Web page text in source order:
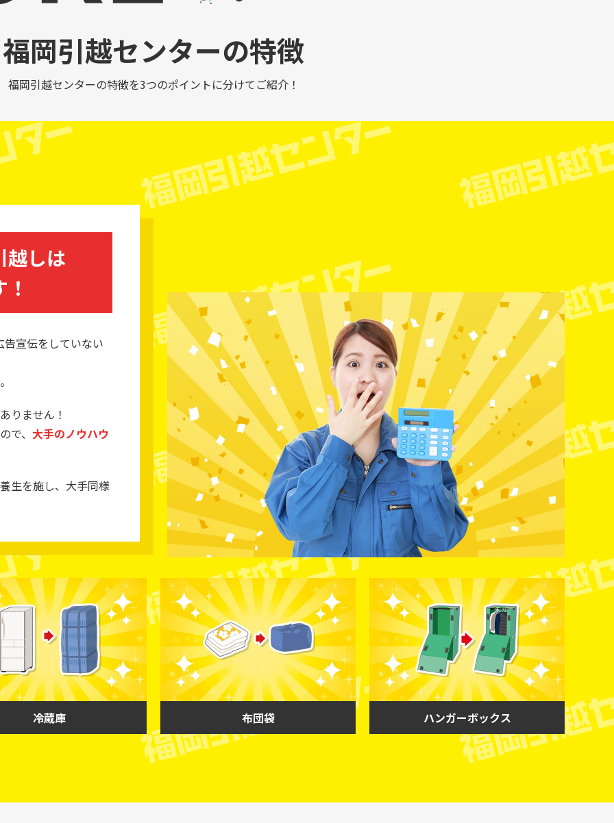
福岡引越センターの特徴
福岡引越センターの特徴を3つのポイントに分けてご紹介！
越しは
宣伝をしていない
りません！
で、 大手のノウハウ
生を施し、大手同様
冷蔵庫 布団袋 ハンガーボックス